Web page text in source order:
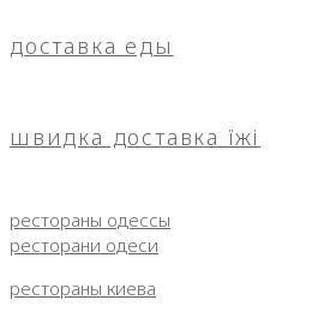
доставка еды
швидка доставка їжі
рестораны одессы
ресторани одеси
рестораны киева